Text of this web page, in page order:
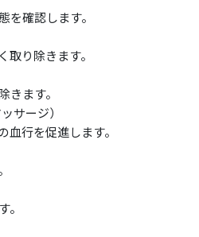
を確認します。
取り除きます。
きます。
サージ）
血行を促進します。
。